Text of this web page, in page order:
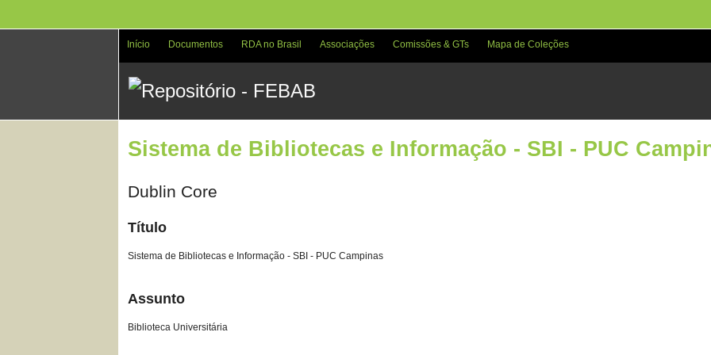
Início Documentos RDA no Brasil Associações Comissões & GTs Mapa de Coleções
Sistema de Bibliotecas e Informação - SBI - PUC
Dublin Core
Título
Sistema de Bibliotecas e Informação - SBI - PUC Campinas
Assunto
Biblioteca Universitária